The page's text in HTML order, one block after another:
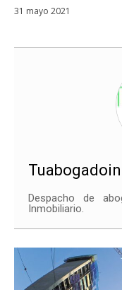
31 mayo 2021
Despacho de
Inmobiliario.